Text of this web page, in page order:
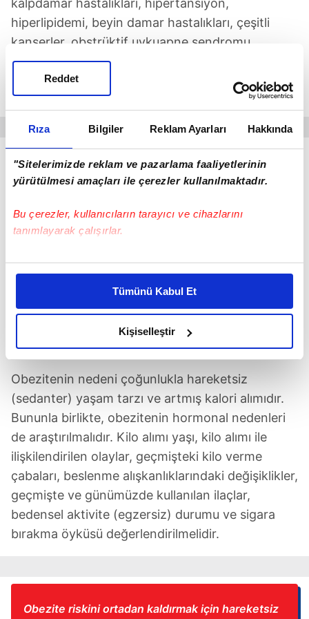
Rıza Bilgiler Reklam Ayarları Hakkında
"Sitelerimizde reklam ve pazarlama faaliyetlerinin
yürütülmesi amaçları ile çerezler kullanılmaktadır.
Bu çerezler, kullanıcıların tarayıcı ve cihazlarını
tanımlayarak çalışırlar.
Bu çerezlere izin vermeniz halinde sizlere özel
daha iyi reklam deneyimi yaşatabiliriz. Bunu yaparken
amacımızın size daha iyi bir reklam deneyimi sunmak
olduğunu ve sizlere en iyi içerikleri sunabilmek adına
elimizden gelen çabayı gösterdiğimizi ve bu noktada,
reklamların maliyetlerimizi karşılamak noktasında tek gelir
kalemimiz olduğunu sizlere hatırlatmak isteriz.
Her halükârda, kullanıcılar, bu çerezlere izin vermedikleri
takdirde, kullanıcılara hedefli reklamlar
gösterilmeyecektir."
Sizlere daha iyi bir hizmet sunabilmek için İnternet
Sitemizde kendimize ve üçüncü kişilere ait çerezler
kullanılmaktadır. Bu çerezler vasıtasıyla çeşitli kişisel
verileriniz işlenmekte olup gerekli olan çerezler bilgi
sınırlı olarak açık rızanız dahilinde kullanılacaktır.
Tümünü Kabul Et
Kişiselleştir
Reddet
kalpdamar hastalıkları, hipertansiyon,
hiperlipidemi, beyin damar hastalıkları, çeşitli
kanserler, obstrüktif uykuapne sendromu,
karaciğer yağlanması, gastroözofageyal reflü,
safra yolları hastalığı, polikistik over sendromu,
infertilite yani kısırlık, eklem aşınması, depresyon.
HAREKETSİZLİK BÜYÜK RİSK
Obezitenin nedeni çoğunlukla hareketsiz
(sedanter) yaşam tarzı ve artmış kalori alımıdır.
Bununla birlikte, obezitenin hormonal nedenleri
de araştırılmalıdır. Kilo alımı yaşı, kilo alımı ile
ilişkilendirilen olaylar, geçmişteki kilo verme
çabaları, beslenme alışkanlıklarındaki değişiklikler,
geçmişte ve günümüzde kullanılan ilaçlar,
bedensel aktivite (egzersiz) durumu ve sigara
bırakma öyküsü değerlendirilmelidir.
Obezite riskini ortadan kaldırmak için hareketsiz